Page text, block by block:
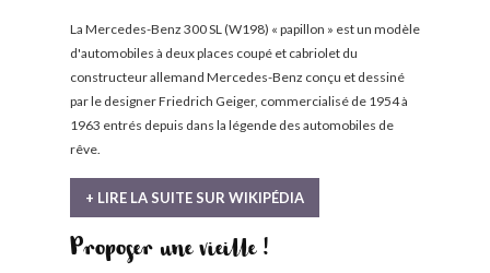
La Mercedes-Benz 300 SL (W198) « papillon » est un modèle
d'automobiles à deux places coupé et cabriolet du
constructeur allemand Mercedes-Benz conçu et dessiné
par le designer Friedrich Geiger, commercialisé de 1954 à
1963 entrés depuis dans la légende des automobiles de
rêve.
+ LIRE LA SUITE SUR WIKIPÉDIA
Proposer une vieille !